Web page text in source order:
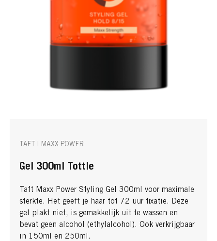
TAFT | MAXX POWER
Gel 300ml Tottle
Taft Maxx Power Styling Gel 300ml voor maximale
sterkte. Het geeft je haar tot 72 uur fixatie. Deze
gel plakt niet, is gemakkelijk uit te wassen en
bevat geen alcohol (ethylalcohol). Ook verkrijgbaar
in 150ml en 250ml.